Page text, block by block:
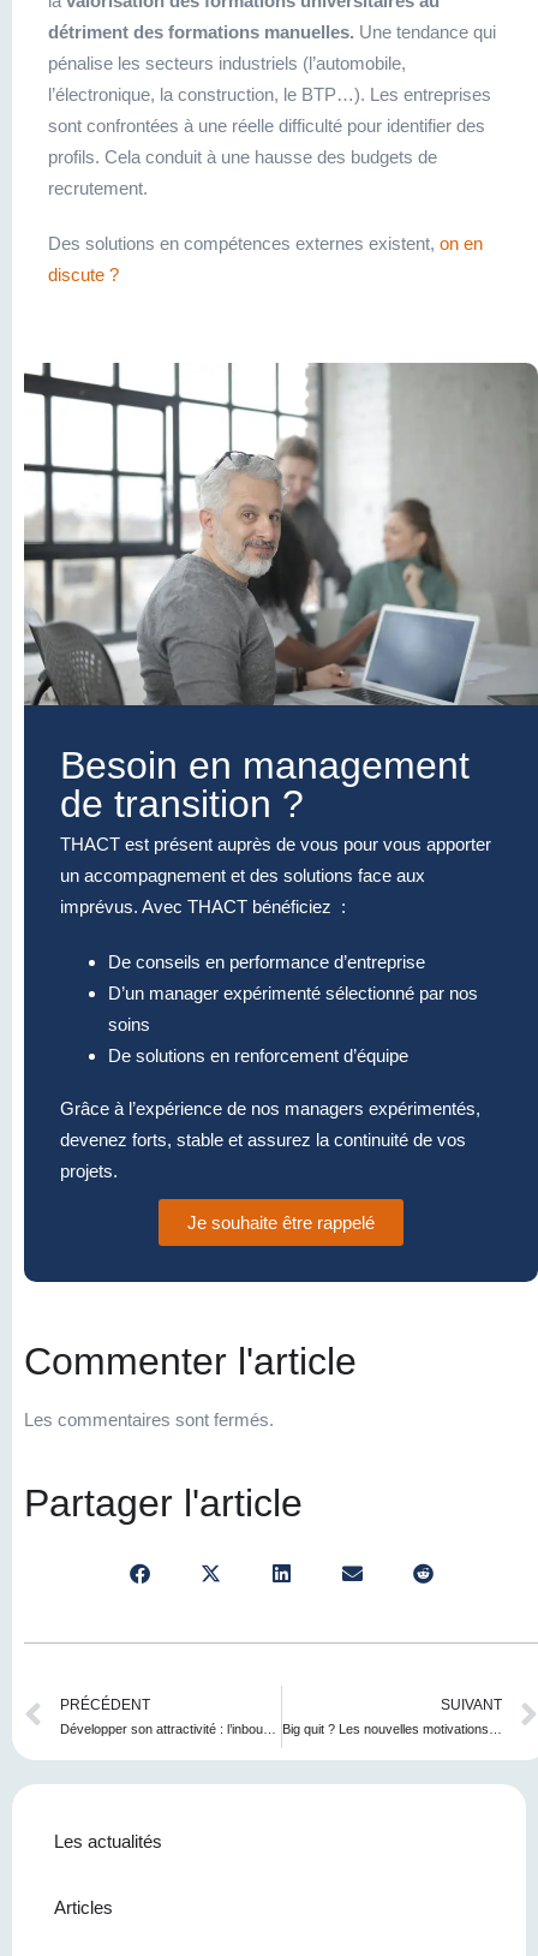
Les actualités
Articles
détriment des formations manuelles. Une tendance qui
pénalise les secteurs industriels (l’automobile,
l’électronique, la construction, le BTP…). Les entreprises
sont confrontées à une réelle difficulté pour identifier des
profils. Cela conduit à une hausse des budgets de
recrutement.
Des solutions en compétences externes existent, on en
discute ?
Besoin en management
de transition ?
THACT est présent auprès de vous pour vous apporter
un accompagnement et des solutions face aux
imprévus. Avec THACT bénéficiez :
De conseils en performance d’entreprise
D’un manager expérimenté sélectionné par nos
soins
De solutions en renforcement d’équipe
Grâce à l’expérience de nos managers expérimentés,
devenez forts, stable et assurez la continuité de vos
projets.
Je souhaite être rappelé
Commenter l'article
Les commentaires sont fermés.
Partager l'article
PRÉCÉDENT SUIVANT